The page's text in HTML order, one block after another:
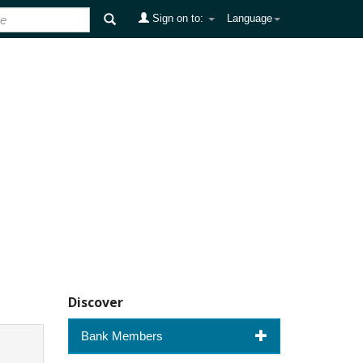
Language
Sign on to:
Discover
Bank Members